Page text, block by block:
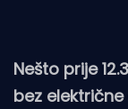
Nešto prije
bez električne